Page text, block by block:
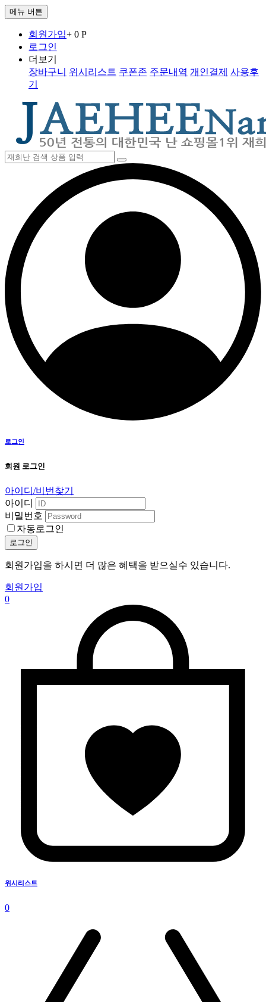
메뉴 버튼
회원가입+ 0 P
로그인
더보기
장바구니 위시리스트 쿠폰존 주문내역 개인결제 사용후
기
로그인
회원 로그인
아이디/비번찾기
아이디
비밀번호
자동로그인
로그인
회원가입을 하시면 더 많은 혜택을 받으실수 있습니다.
회원가입
0
위시리스트
0